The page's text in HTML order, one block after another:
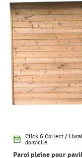
Click & Collect /
domicile
Paroi pleine pour